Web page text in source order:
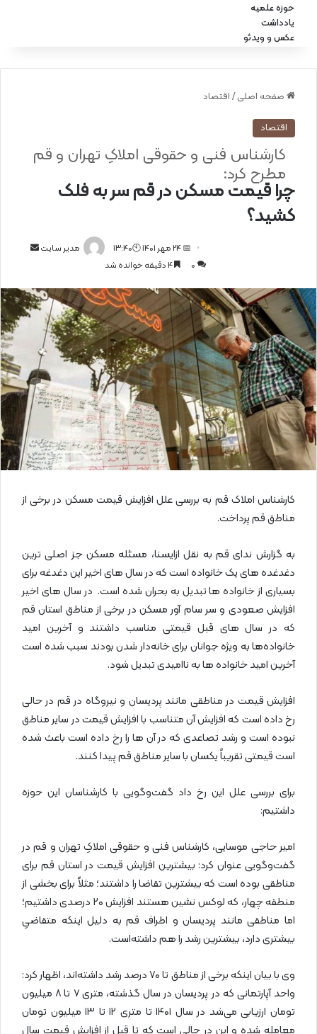
حوزه علمیه
یادداشت
عکس و ویدئو
صفحه اصلی / اقتصاد
اقتصاد
چرا قیمت مسکن در قم سر به فلک
کشید؟
کارشناس فنی و حقوقی املاکِ تهران و قم
مطرح کرد:
مدیر سایت
ا
ل
ی
ل
📅 24 مهر 1401 🕙13:40
0
کارشناس املاک قم به بررسی علل افزایش قیمت مسکن در برخی از
مناطق قم پرداخت.
به گزارش ندای قم به نقل ازایسنا، مسئله مسکن جز اصلی ترین
دغدغده های یک خانواده است که در سال های اخیر این دغدغه برای
بسیاری از خانواده ها تبدیل به بحران شده است. در سال های اخیر
افزایش صعودی و سر سام آور مسکن در برخی از مناطق استان قم
که در سال های قبل قیمتی مناسب داشتند و آخرین امید
خانواده‌ها به ویژه جوانان برای خانه‌دار شدن بودند سبب شده است
آخرین امید خانواده ها به ناامیدی تبدیل شود.
افزایش قیمت در مناطقی مانند پردیسان و نیروگاه در قم در حالی
رخ داده است که افزایش آن متناسب با افزایش قیمت در سایر مناطق
نبوده است و رشد تصاعدی که در آن ها را رخ داده است باعث شده
است قیمتی تقریباً یکسان با سایر مناطق قم پیدا کنند.
برای بررسی علل این رخ داد گفت‌وگویی با کارشناسان این حوزه
داشتیم:
امیر حاجی موسایی، کارشناس فنی و حقوقی املاکِ تهران و قم در
گفت‌وگویی عنوان کرد: بیشترین افزایش قیمت در استان قم برای
مناطقی بوده است که بیشترین تقاضا را داشتند؛ مثلاً برای بخشی از
منطقه چهار، که لوکس نشین هستند افزایش ۲۰ درصدی داشتیم؛
اما مناطقی مانند پردیسان و اطراف قم به دلیل اینکه متقاضیِ
بیشتری دارد، بیشترین رشد را هم داشته‌است.
وی با بیان اینکه برخی از مناطق تا ۷۰ درصد رشد داشته‌اند، اظهار کرد:
واحد آپارتمانی که در پردیسان در سال گذشته، متری ۷ تا ۸ میلیون
تومان ارزیابی می‌شد در سال ۱۴۰۱ تا متری ۱۲ تا ۱۳ میلیون تومان
معامله شده و این در حالی است که تا قبل از افزایش قیمت سال